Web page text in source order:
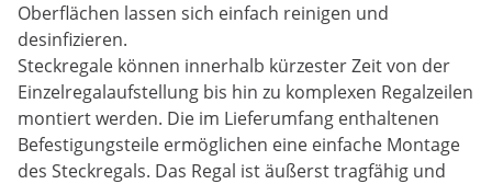
Oberflächen lassen sich einfach reinigen und
desinfizieren.
Steckregale können innerhalb kürzester Zeit von der
Einzelregalaufstellung bis hin zu komplexen Regalzeilen
montiert werden. Die im Lieferumfang enthaltenen
Befestigungsteile ermöglichen eine einfache Montage
des Steckregals. Das Regal ist äußerst tragfähig und